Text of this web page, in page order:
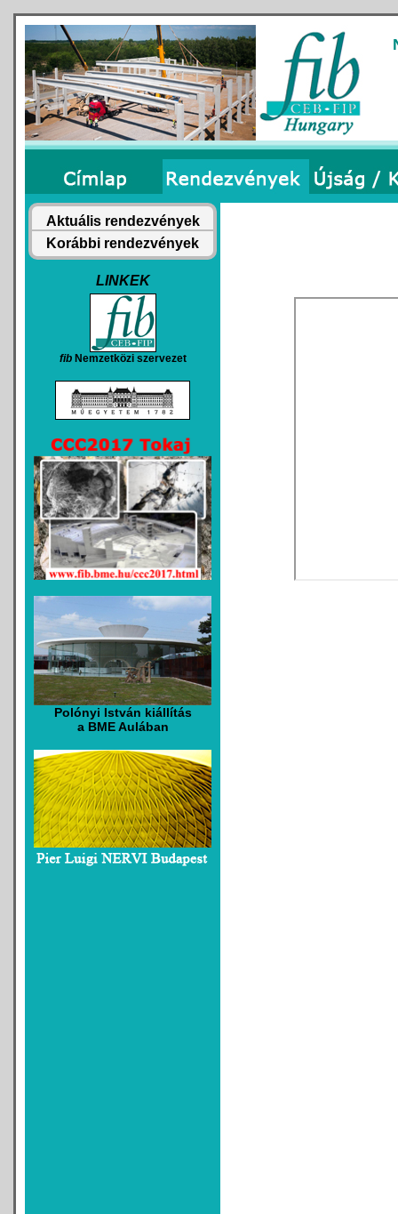
Aktuális rendezvények
Korábbi rendezvények
LINKEK
fibNemzetközi szervezet
Polónyi István kiállítás
a BME Aulában